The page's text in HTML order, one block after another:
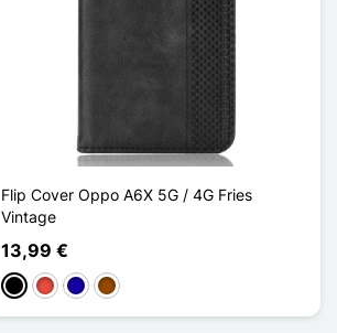
Flip Cover Oppo A6X 5G / 4G Fries
Vintage
13,99 €
Schwarz
Rot Dunkelblau
Braun